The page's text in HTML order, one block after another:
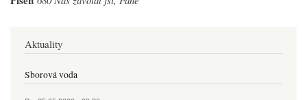
Aktuality
Sborová voda